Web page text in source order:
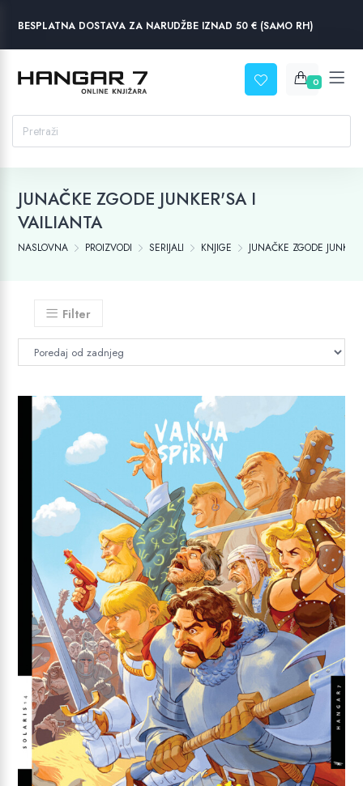
BESPLATNA DOSTAVA ZA NARUDŽBE IZNAD 50 € (SAMO RH)
0
JUNAČKE ZGODE JUNKER'SA I
VAILIANTA
NASLOVNA PROIZVODI SERIJALI KNJIGE JUNAČKE ZGODE
Filter